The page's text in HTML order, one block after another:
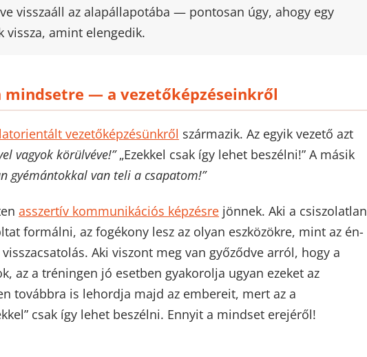
visszaáll az alapállapotába — pontosan úgy, ahogy egy
vissza, amint elengedik.
mindsetre — a vezetőképzéseinkről
vezetőképzésünkről származik. Az egyik vezető azt
vagyok körülvéve!”„Ezekkel csak így lehet beszélni!” A másik
gyémántokkal van teli a csapatom!”
asszertív kommunikációs képzésre jönnek. Aki a csiszolatlan
formálni, az fogékony lesz az olyan eszközökre, mint az én-
Aki viszont meg van győződve arról, hogy a
az a tréningen jó esetben gyakorolja ugyan ezeket az
továbbra is lehordja majd az embereit, mert az a
csak így lehet beszélni. Ennyit a mindset erejéről!